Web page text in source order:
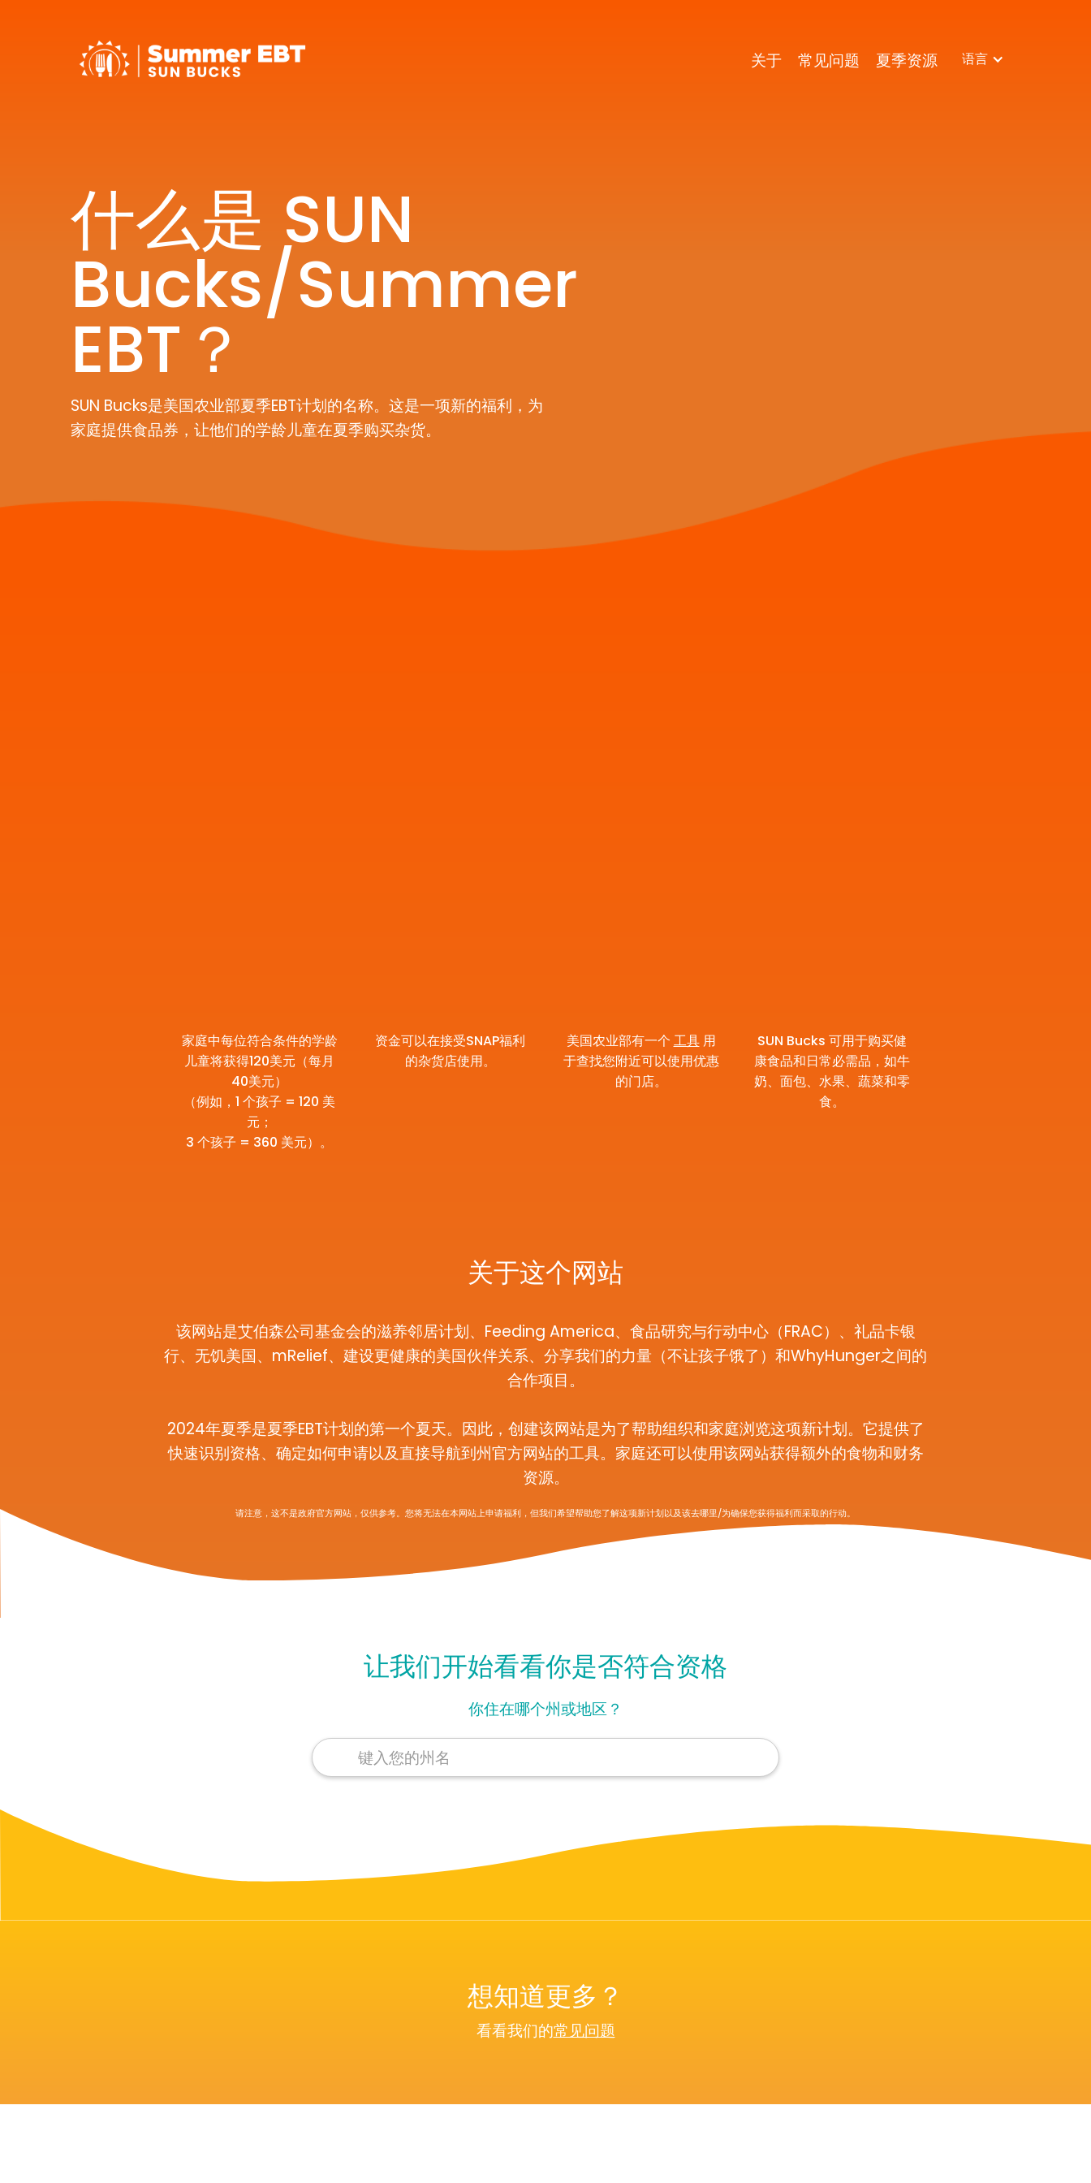
关于 常见问题 夏季资源 语言
什么是 SUN
Bucks/Summer
EBT？
SUN Bucks是美国农业部夏季EBT计划的名称。这是一项新的福利，为
家庭提供食品券，让他们的学龄儿童在夏季购买杂货。
家庭中每位符合条件的学龄
儿童将获得120美元（每月
40美元）
（例如，1 个孩子 = 120 美
元；
3 个孩子 = 360 美元）。
资金可以在接受SNAP福利
的杂货店使用。
美国农业部有一个 工具用
于查找您附近可以使用优惠
的门店。
SUN Bucks 可用于购买健
康食品和日常必需品，如牛
奶、面包、水果、蔬菜和零
食。
关于这个网站
该网站是艾伯森公司基金会的滋养邻居计划、Feeding America、食品研究与行动中心（FRAC）、礼品卡银
行、无饥美国、mRelief、建设更健康的美国伙伴关系、分享我们的力量（不让孩子饿了）和WhyHunger之间的
合作项目。
2024年夏季是夏季EBT计划的第一个夏天。因此，创建该网站是为了帮助组织和家庭浏览这项新计划。它提供了
快速识别资格、确定如何申请以及直接导航到州官方网站的工具。家庭还可以使用该网站获得额外的食物和财务
资源。
请注意，这不是政府官方网站，仅供参考。您将无法在本网站上申请福利，但我们希望帮助您了解这项新计划以及该去哪里/为确保您获得福利而采取的行动。
让我们开始看看你是否符合资格
你住在哪个州或地区？
想知道更多？
看看我们的常见问题